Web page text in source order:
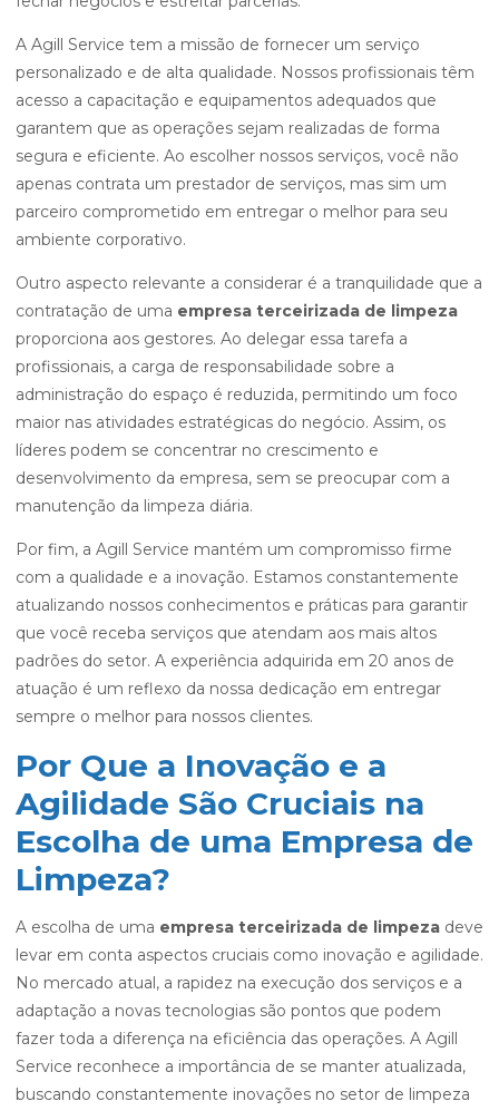
A Agill Service tem a missão de fornecer um serviço
personalizado e de alta qualidade. Nossos profissionais têm
acesso a capacitação e equipamentos adequados que
garantem que as operações sejam realizadas de forma
segura e eficiente. Ao escolher nossos serviços, você não
apenas contrata um prestador de serviços, mas sim um
parceiro comprometido em entregar o melhor para seu
ambiente corporativo.
Outro aspecto relevante a considerar é a tranquilidade que a
contratação de uma empresa terceirizada de limpeza
proporciona aos gestores. Ao delegar essa tarefa a
profissionais, a carga de responsabilidade sobre a
administração do espaço é reduzida, permitindo um foco
maior nas atividades estratégicas do negócio. Assim, os
líderes podem se concentrar no crescimento e
desenvolvimento da empresa, sem se preocupar com a
manutenção da limpeza diária.
Por fim, a Agill Service mantém um compromisso firme
com a qualidade e a inovação. Estamos constantemente
atualizando nossos conhecimentos e práticas para garantir
que você receba serviços que atendam aos mais altos
padrões do setor. A experiência adquirida em 20 anos de
atuação é um reflexo da nossa dedicação em entregar
sempre o melhor para nossos clientes.
Por Que a Inovação e a
Agilidade São Cruciais na
Escolha de uma Empresa de
Limpeza?
A escolha de uma empresa terceirizada de limpeza deve
levar em conta aspectos cruciais como inovação e agilidade.
No mercado atual, a rapidez na execução dos serviços e a
adaptação a novas tecnologias são pontos que podem
fazer toda a diferença na eficiência das operações. A Agill
Service reconhece a importância de se manter atualizada,
buscando constantemente inovações no setor de limpeza